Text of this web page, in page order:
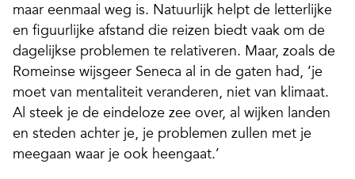
maar eenmaal weg is. Natuurlijk helpt de letterlijke
en figuurlijke afstand die reizen biedt vaak om de
dagelijkse problemen te relativeren. Maar, zoals de
Romeinse wijsgeer Seneca al in de gaten had, ‘je
moet van mentaliteit veranderen, niet van klimaat.
Al steek je de eindeloze zee over, al wijken landen
en steden achter je, je problemen zullen met je
meegaan waar je ook heengaat.’